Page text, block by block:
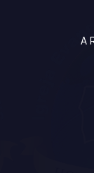
A